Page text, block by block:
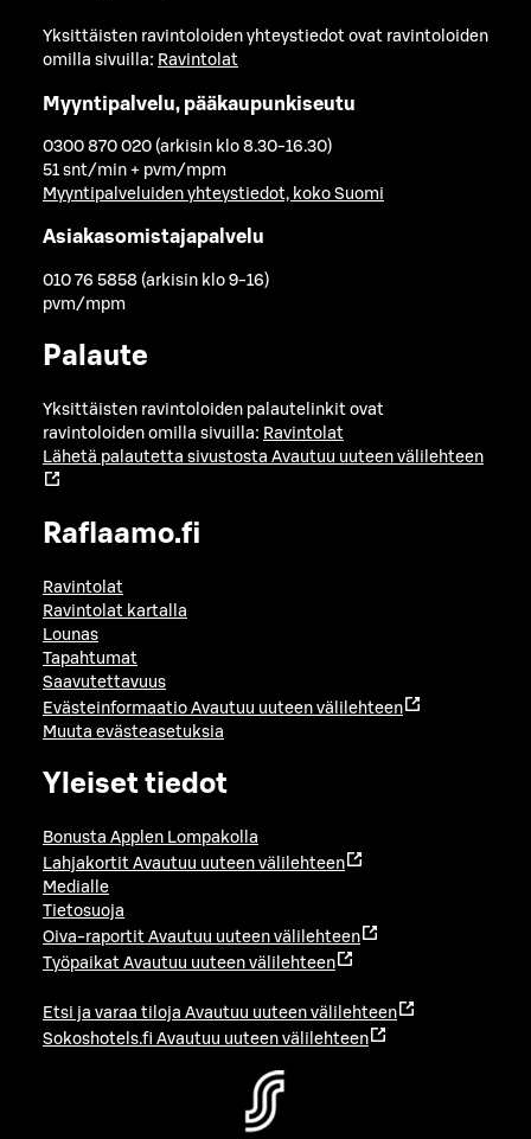
Yksittäisten ravintoloiden yhteystiedot ovat ravintoloiden
omilla sivuilla: Ravintolat
Myyntipalvelu, pääkaupunkiseutu
0300 870 020 (arkisin klo 8.30-16.30)
51 snt/min + pvm/mpm
Myyntipalveluiden yhteystiedot, koko Suomi
Asiakasomistajapalvelu
010 76 5858 (arkisin klo 9-16)
pvm/mpm
Palaute
Yksittäisten ravintoloiden palautelinkit ovat
ravintoloiden omilla sivuilla: Ravintolat
Lähetä palautetta sivustosta Avautuu uuteen välilehteen
Raflaamo.fi
Ravintolat
Ravintolat kartalla
Lounas
Tapahtumat
Saavutettavuus
Evästeinformaatio Avautuu uuteen välilehteen
Muuta evästeasetuksia
Yleiset tiedot
Bonusta Applen Lompakolla
Lahjakortit Avautuu uuteen välilehteen
Medialle
Tietosuoja
Oiva-raportit Avautuu uuteen välilehteen
Työpaikat Avautuu uuteen välilehteen
Etsi ja varaa tiloja Avautuu uuteen välilehteen
Sokoshotels.fi Avautuu uuteen välilehteen